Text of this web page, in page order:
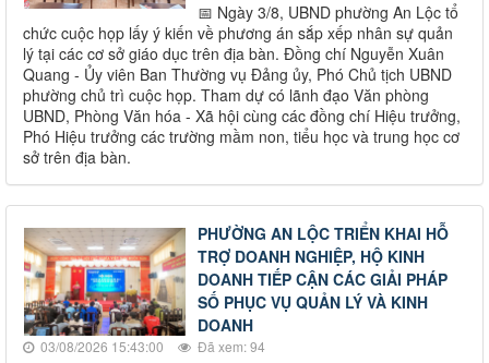
📅 Ngày 3/8, UBND phường An Lộc tổ
chức cuộc họp lấy ý kiến về phương án sắp xếp nhân sự quản
lý tại các cơ sở giáo dục trên địa bàn. Đồng chí Nguyễn Xuân
Quang - Ủy viên Ban Thường vụ Đảng ủy, Phó Chủ tịch UBND
phường chủ trì cuộc họp. Tham dự có lãnh đạo Văn phòng
UBND, Phòng Văn hóa - Xã hội cùng các đồng chí Hiệu trưởng,
Phó Hiệu trưởng các trường mầm non, tiểu học và trung học cơ
sở trên địa bàn.
PHƯỜNG AN LỘC TRIỂN KHAI HỖ
TRỢ DOANH NGHIỆP, HỘ KINH
DOANH TIẾP CẬN CÁC GIẢI PHÁP
SỐ PHỤC VỤ QUẢN LÝ VÀ KINH
DOANH
03/08/2026 15:43:00 Đã xem: 94